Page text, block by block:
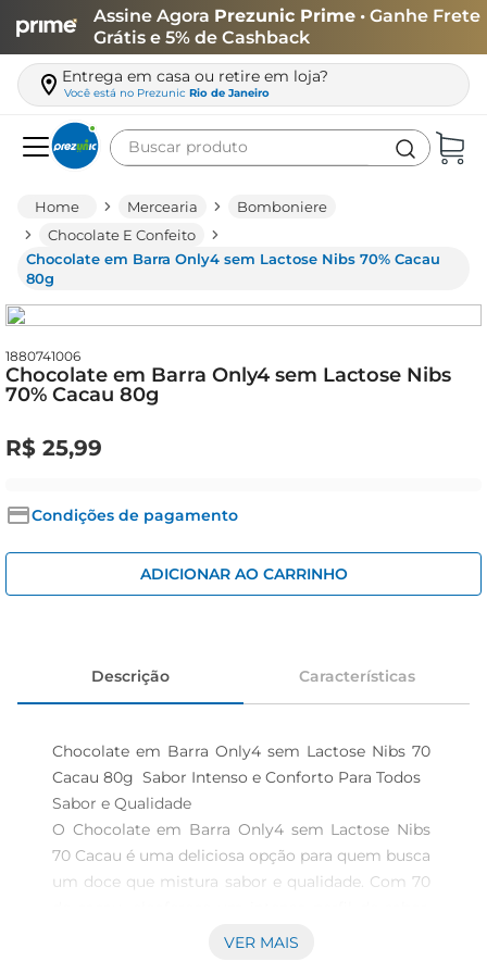
Assine Agora Prezunic Prime • Ganhe Frete
Grátis e 5% de Cashback
Entrega em casa ou retire em loja?
Você está no Prezunic Rio de Janeiro
Buscar produto
Mercearia
Bomboniere
Chocolate E Confeito
Chocolate em Barra Only4 sem Lactose Nibs 70% Cacau
80g
1880741006
Chocolate em Barra Only4 sem Lactose Nibs
70% Cacau 80g
R$ 25,99
Condições de pagamento
ADICIONAR AO CARRINHO
Descrição Características
Chocolate em Barra Only4 sem Lactose Nibs 70
Cacau 80g  Sabor Intenso e Conforto Para Todos
Sabor e Qualidade
O Chocolate em Barra Only4 sem Lactose Nibs
70 Cacau é uma deliciosa opção para quem busca
um doce que mistura sabor e qualidade. Com 70
ideal para os amantes do chocolate amargo. A
VER MAIS
leite
biscoito
arroz
papel higiênico